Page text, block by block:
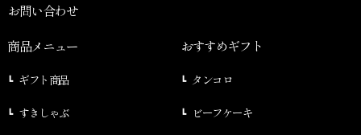
お問い合わせ
商品メニュー
ギフト商品
すきしゃぶ
おすすめギフト
タンコロ
ビーフケーキ